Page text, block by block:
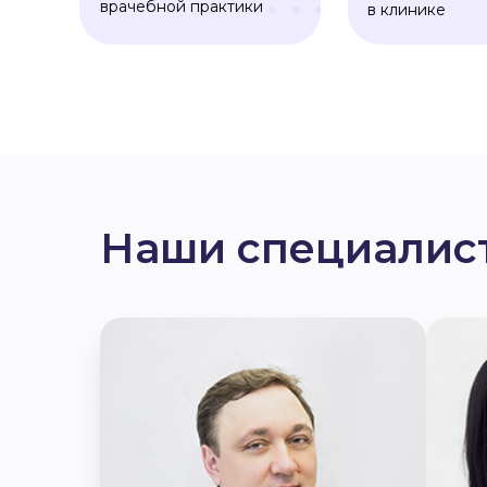
в клинике
врачебной практики
Наши